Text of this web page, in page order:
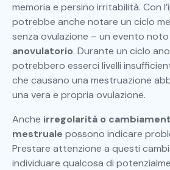
memoria e persino irritabilità. Con
potrebbe anche notare un ciclo
senza ovulazione – un evento
anovulatorio. Durante un ciclo
potrebbero esserci livelli
che causano una mestruazione
una vera e propria ovulazione.
Anche irregolarità o
mestruale possono indicare
Prestare attenzione a questi
individuare qualcosa di